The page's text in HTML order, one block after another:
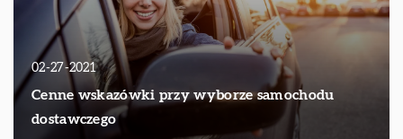
02-27-2021
Cenne wskazówki przy wyborze samochodu
dostawczego